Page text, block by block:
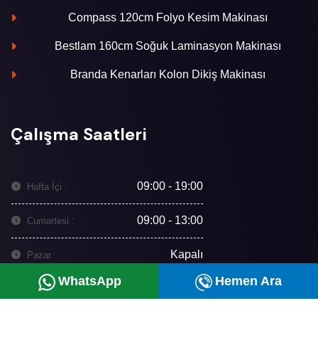
Compass 120cm Folyo Kesim Makinası
Bestlam 160cm Soğuk Laminasyon Makinası
Branda Kenarları Kolon Dikiş Makinası
Çalışma Saatleri
Hafta İçi : 09:00 - 19:00
Cumartesi : 09:00 - 13:00
Pazar Kapalı
WhatsApp Hemen Ara